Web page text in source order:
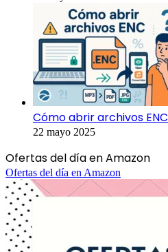
Cómo abrir archivos ENC
22 mayo 2025
Ofertas del día en Amazon
Ofertas del día en Amazon